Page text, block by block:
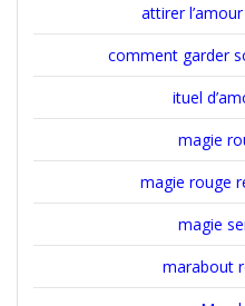
attirer
comment garder
ituel
magie
magie rouge
magie
marabout